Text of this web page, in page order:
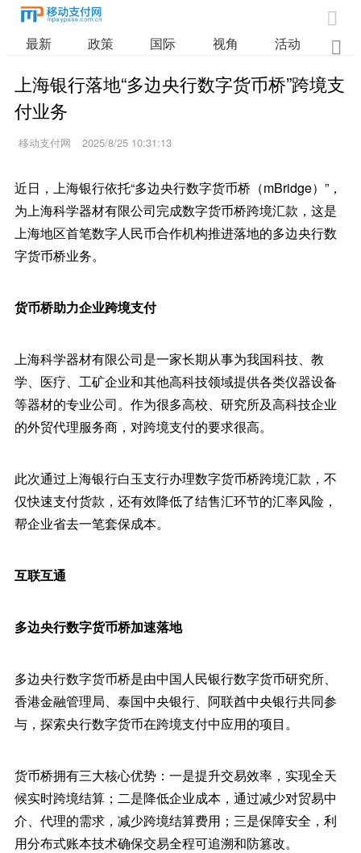

最新 政策 国际 视角 活动 业

上海银行落地“多边央行数字货币桥”跨境支
付业务
移动支付网 2025/8/25 10:31:13
近日，上海银行依托“多边央行数字货币桥（mBridge）”，
为上海科学器材有限公司完成数字货币桥跨境汇款，这是
上海地区首笔数字人民币合作机构推进落地的多边央行数
字货币桥业务。
货币桥助力企业跨境支付
上海科学器材有限公司是一家长期从事为我国科技、教
学、医疗、工矿企业和其他高科技领域提供各类仪器设备
等器材的专业公司。作为很多高校、研究所及高科技企业
的外贸代理服务商，对跨境支付的要求很高。
此次通过上海银行白玉支行办理数字货币桥跨境汇款，不
仅快速支付货款，还有效降低了结售汇环节的汇率风险，
帮企业省去一笔套保成本。
互联互通
多边央行数字货币桥加速落地
多边央行数字货币桥是由中国人民银行数字货币研究所、
香港金融管理局、泰国中央银行、阿联酋中央银行共同参
与，探索央行数字货币在跨境支付中应用的项目。
货币桥拥有三大核心优势：一是提升交易效率，实现全天
候实时跨境结算；二是降低企业成本，通过减少对贸易中
介、代理的需求，减少跨境结算费用；三是保障安全，利
用分布式账本技术确保交易全程可追溯和防篡改。